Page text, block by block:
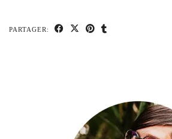
PARTAGER: